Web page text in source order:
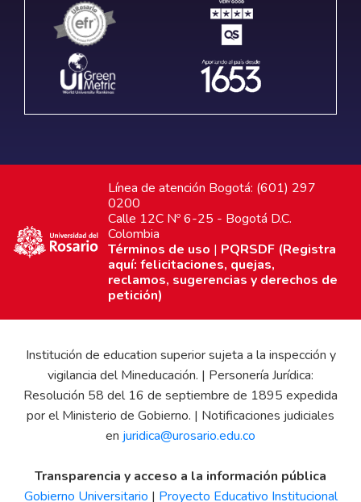
Línea de atención Bogotá: (601) 297
0200
Calle 12C Nº 6-25 - Bogotá D.C.
Colombia
Términos de uso | PQRSDF (Registra
aquí: felicitaciones, quejas,
reclamos, sugerencias y derechos de
petición)
Institución de education superior sujeta a la inspección y
vigilancia del Mineducación. | Personería Jurídica:
Resolución 58 del 16 de septiembre de 1895 expedida
por el Ministerio de Gobierno. | Notificaciones judiciales
en juridica@urosario.edu.co
Transparencia y acceso a la información pública
Gobierno Universitario | Proyecto Educativo Institucional